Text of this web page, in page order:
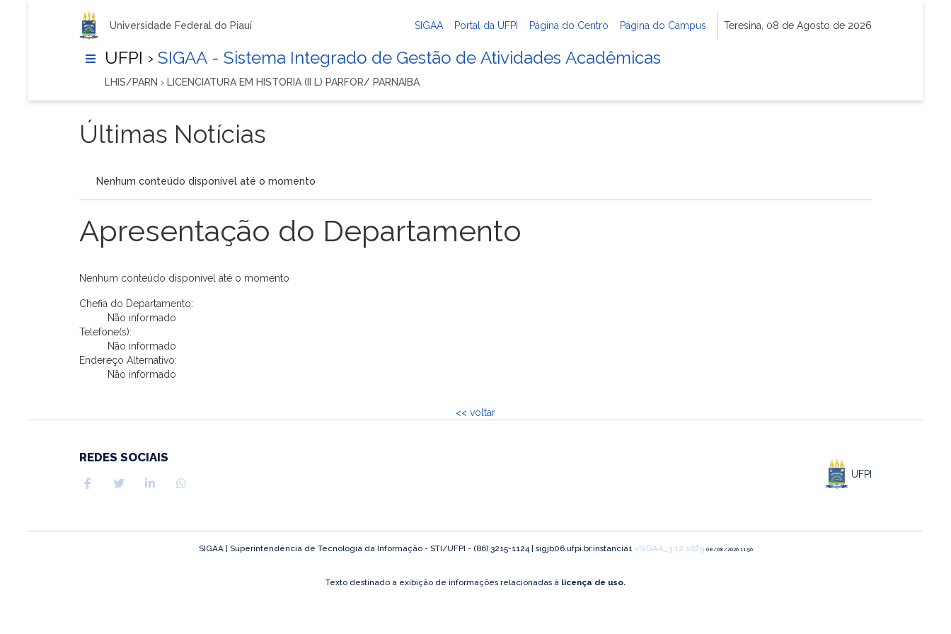
Universidade Federal do Piauí SIGAA Portal da UFPI Página do Centro Página do Campus Teresina, 08 de Agosto de 2026
UFPI › SIGAA - Sistema Integrado de Gestão de Atividades Acadêmicas
LHIS/PARN › LICENCIATURA EM HISTORIA (II L) PARFOR/ PARNAIBA
Últimas Notícias
Nenhum conteúdo disponível até o momento
Apresentação do Departamento
Nenhum conteúdo disponível até o momento
Chefia do Departamento:
Não informado
Telefone(s):
Não informado
Endereço Alternativo:
Não informado
<< voltar
REDES SOCIAIS
UFPI
SIGAA | Superintendência de Tecnologia da Informação - STI/UFPI - (86) 3215-1124 | sigjb06.ufpi.br.instancia1 vSIGAA_3.12.1679 08/08/2026 11:56
Texto destinado a exibição de informações relacionadas à licença de uso.